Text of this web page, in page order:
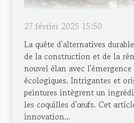
27 février 2025 15:50
La quête d'alternatives
de la construction et de la
nouvel élan avec
écologiques. Intrigantes et
peintures intègrent un
les coquilles d'œufs. Cet
innovation...